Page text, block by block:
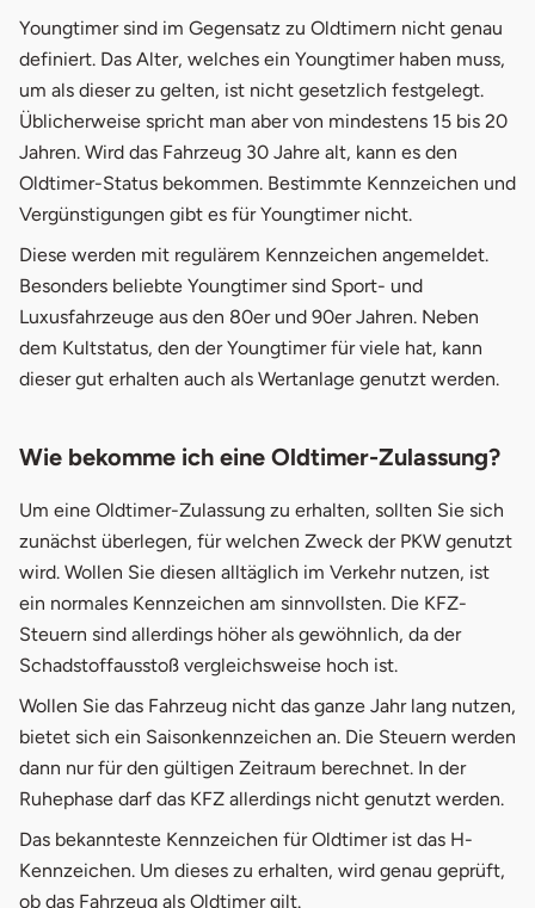
Youngtimer sind im Gegensatz zu Oldtimern nicht genau
definiert. Das Alter, welches ein Youngtimer haben muss,
um als dieser zu gelten, ist nicht gesetzlich festgelegt.
Üblicherweise spricht man aber von mindestens 15 bis 20
Jahren. Wird das Fahrzeug 30 Jahre alt, kann es den
Oldtimer-Status bekommen. Bestimmte Kennzeichen und
Vergünstigungen gibt es für Youngtimer nicht.
Diese werden mit regulärem Kennzeichen angemeldet.
Besonders beliebte Youngtimer sind Sport- und
Luxusfahrzeuge aus den 80er und 90er Jahren. Neben
dem Kultstatus, den der Youngtimer für viele hat, kann
dieser gut erhalten auch als Wertanlage genutzt werden.
Wie bekomme ich eine Oldtimer-Zulassung?
Um eine Oldtimer-Zulassung zu erhalten, sollten Sie sich
zunächst überlegen, für welchen Zweck der PKW genutzt
wird. Wollen Sie diesen alltäglich im Verkehr nutzen, ist
ein normales Kennzeichen am sinnvollsten. Die KFZ-
Steuern sind allerdings höher als gewöhnlich, da der
Schadstoffausstoß vergleichsweise hoch ist.
Wollen Sie das Fahrzeug nicht das ganze Jahr lang nutzen,
bietet sich ein Saisonkennzeichen an. Die Steuern werden
dann nur für den gültigen Zeitraum berechnet. In der
Ruhephase darf das KFZ allerdings nicht genutzt werden.
Das bekannteste Kennzeichen für Oldtimer ist das H-
Kennzeichen. Um dieses zu erhalten, wird genau geprüft,
ob das Fahrzeug als Oldtimer gilt.